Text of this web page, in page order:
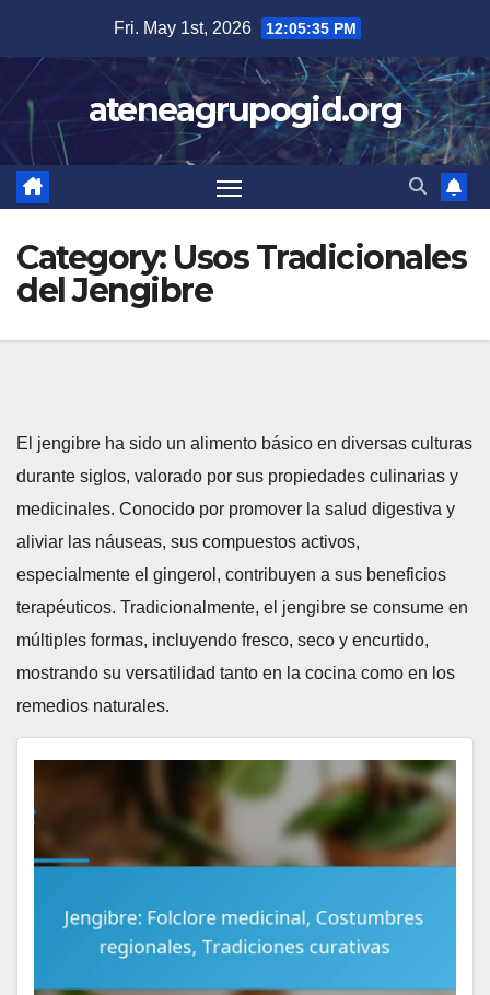
content
Fri. May 1st, 2026 12:05:36 PM
ateneagrupogid.org
Category: Usos Tradicionales
del Jengibre
El jengibre ha sido un alimento básico en diversas culturas
durante siglos, valorado por sus propiedades culinarias y
medicinales. Conocido por promover la salud digestiva y
aliviar las náuseas, sus compuestos activos,
especialmente el gingerol, contribuyen a sus beneficios
terapéuticos. Tradicionalmente, el jengibre se consume en
múltiples formas, incluyendo fresco, seco y encurtido,
mostrando su versatilidad tanto en la cocina como en los
remedios naturales.